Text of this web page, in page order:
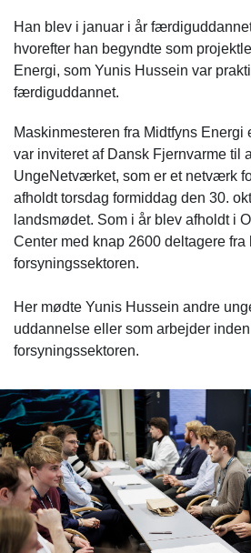
Han blev i januar i år
hvorefter han begyndte som
Energi, som Yunis Hussein var
færdiguddannet.
Maskinmesteren fra Midtfyns Energi
var inviteret af Dansk Fjernvarme til
UngeNetværket, som er et netværk
afholdt torsdag formiddag den 30.
landsmødet. Som i år blev afholdt i
Center med knap 2600 deltagere fra
forsyningssektoren.
Her mødte Yunis Hussein andre
uddannelse eller som arbejder
forsyningssektoren.